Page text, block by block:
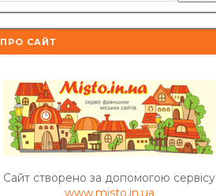
ПРО САЙТ
Сайт створено за допомогою сервісу
www.misto.in.ua